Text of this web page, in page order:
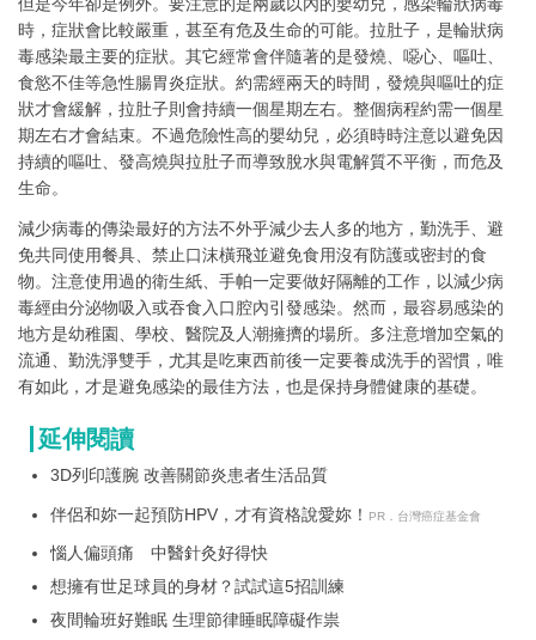
時，症狀會比較嚴重，甚至有危及生命的可能。拉肚子，是輪狀病
毒感染最主要的症狀。其它經常會伴隨著的是發燒、噁心、嘔吐、
食慾不佳等急性腸胃炎症狀。約需經兩天的時間，發燒與嘔吐的症
狀才會緩解，拉肚子則會持續一個星期左右。整個病程約需一個星
期左右才會結束。不過危險性高的嬰幼兒，必須時時注意以避免因
持續的嘔吐、發高燒與拉肚子而導致脫水與電解質不平衡，而危及
生命。
減少病毒的傳染最好的方法不外乎減少去人多的地方，勤洗手、避
免共同使用餐具、禁止口沫橫飛並避免食用沒有防護或密封的食
物。注意使用過的衛生紙、手帕一定要做好隔離的工作，以減少病
毒經由分泌物吸入或吞食入口腔內引發感染。然而，最容易感染的
地方是幼稚園、學校、醫院及人潮擁擠的場所。多注意增加空氣的
流通、勤洗淨雙手，尤其是吃東西前後一定要養成洗手的習慣，唯
有如此，才是避免感染的最佳方法，也是保持身體健康的基礎。
延伸閱讀
3D列印護腕 改善關節炎患者生活品質
伴侶和妳一起預防HPV，才有資格說愛妳！ PR．台灣癌症基金會
惱人偏頭痛 中醫針灸好得快
想擁有世足球員的身材？試試這5招訓練
夜間輪班好難眠 生理節律睡眠障礙作祟